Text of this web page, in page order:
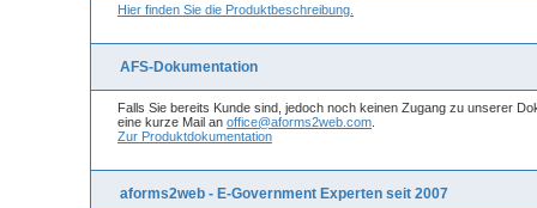
Hier finden Sie die Produktbeschreibung.
AFS-Dokumentation
Falls Sie bereits Kunde sind, jedoch noch keinen Zugang zu unserer
eine kurze Mail an office@aforms2web.com
Zur Produktdokumentation
aforms2web - E-Government Experten seit 2007